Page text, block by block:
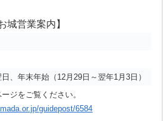
城営業案内】
、年末年始（12月29日～翌年1月3日）
ジをご覧ください。
guidepost/6584